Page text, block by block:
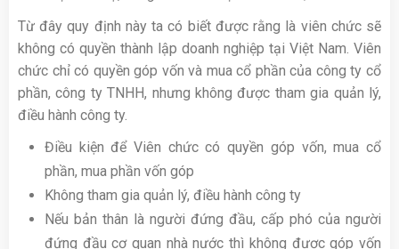
Từ đây quy định này ta có biết được rằng là viên chức sẽ
không có quyền thành lập doanh nghiệp tại Việt Nam. Viên
chức chỉ có quyền góp vốn và mua cổ phần của công ty cổ
phần, công ty TNHH, nhưng không được tham gia quản lý,
điều hành công ty.
Điều kiện để Viên chức có quyền góp vốn, mua cổ
phần, mua phần vốn góp
Không tham gia quản lý, điều hành công ty
Nếu bản thân là người đứng đầu, cấp phó của người
đứng đầu cơ quan nhà nước thì không được góp vốn